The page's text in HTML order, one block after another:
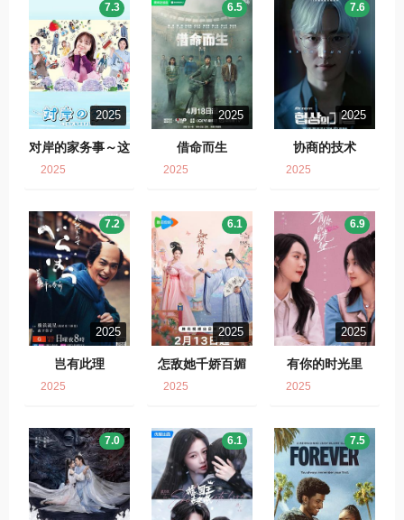
2025
对岸的家务事～这
就是我的生存之
7.3
2025
2025
借命而生
6.5
2025
2025
协商的技术
7.6
2025
2025
岂有此理
7.2
2025
2025
怎敌她千娇百媚
6.1
2025
2025
有你的时光里
6.9
2025
7.0 6.1 7.5